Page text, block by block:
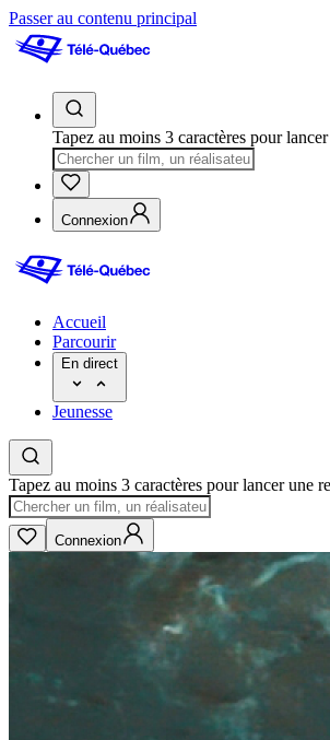
Passer au contenu principal
Tapez au moins 3 caractères pour
Connexion
Accueil
Parcourir
En direct
Jeunesse
Tapez au moins 3 caractères pour lancer une
Connexion